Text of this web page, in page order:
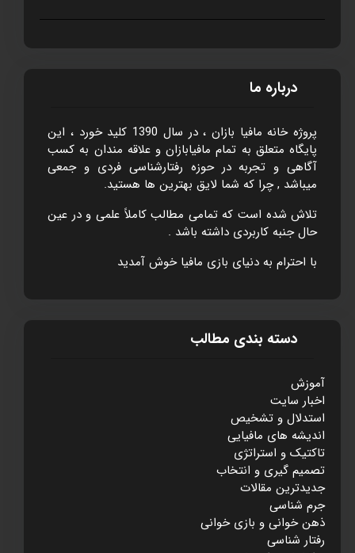
درباره ما
پروژه خانه مافيا بازان ، در سال 1390 کليد خورد ، اين
پايگاه متعلق به تمام مافيابازان و علاقه مندان به کسب
آگاهی و تجربه در حوزه رفتارشناسی فردی و جمعی
ميباشد , چرا که شما لايق بهترين ها هستيد.
تلاش شده است که تمامی مطالب کاملاً علمی و در عين
حال جنبه کاربردی داشته باشد .
با احترام به دنيای بازی مافيا خوش آمديد
دسته بندی مطالب
آموزش
اخبار سایت
استدلال و تشخيص
انديشه های مافيايی
تاکتيک و استراتژی
تصميم گيری و انتخاب
جديدترين مقالات
جرم شناسی
ذهن خوانی و بازی خوانی
رفتار شناسی